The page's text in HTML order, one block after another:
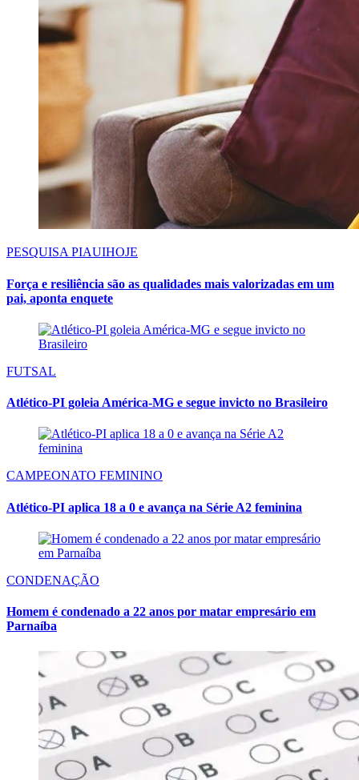
PESQUISA PIAUIHOJE
Força e resiliência são as qualidades mais valorizadas em um
pai, aponta enquete
FUTSAL
Atlético-PI goleia América-MG e segue invicto no Brasileiro
CAMPEONATO FEMININO
Atlético-PI aplica 18 a 0 e avança na Série A2 feminina
CONDENAÇÃO
Homem é condenado a 22 anos por matar empresário em
Parnaíba